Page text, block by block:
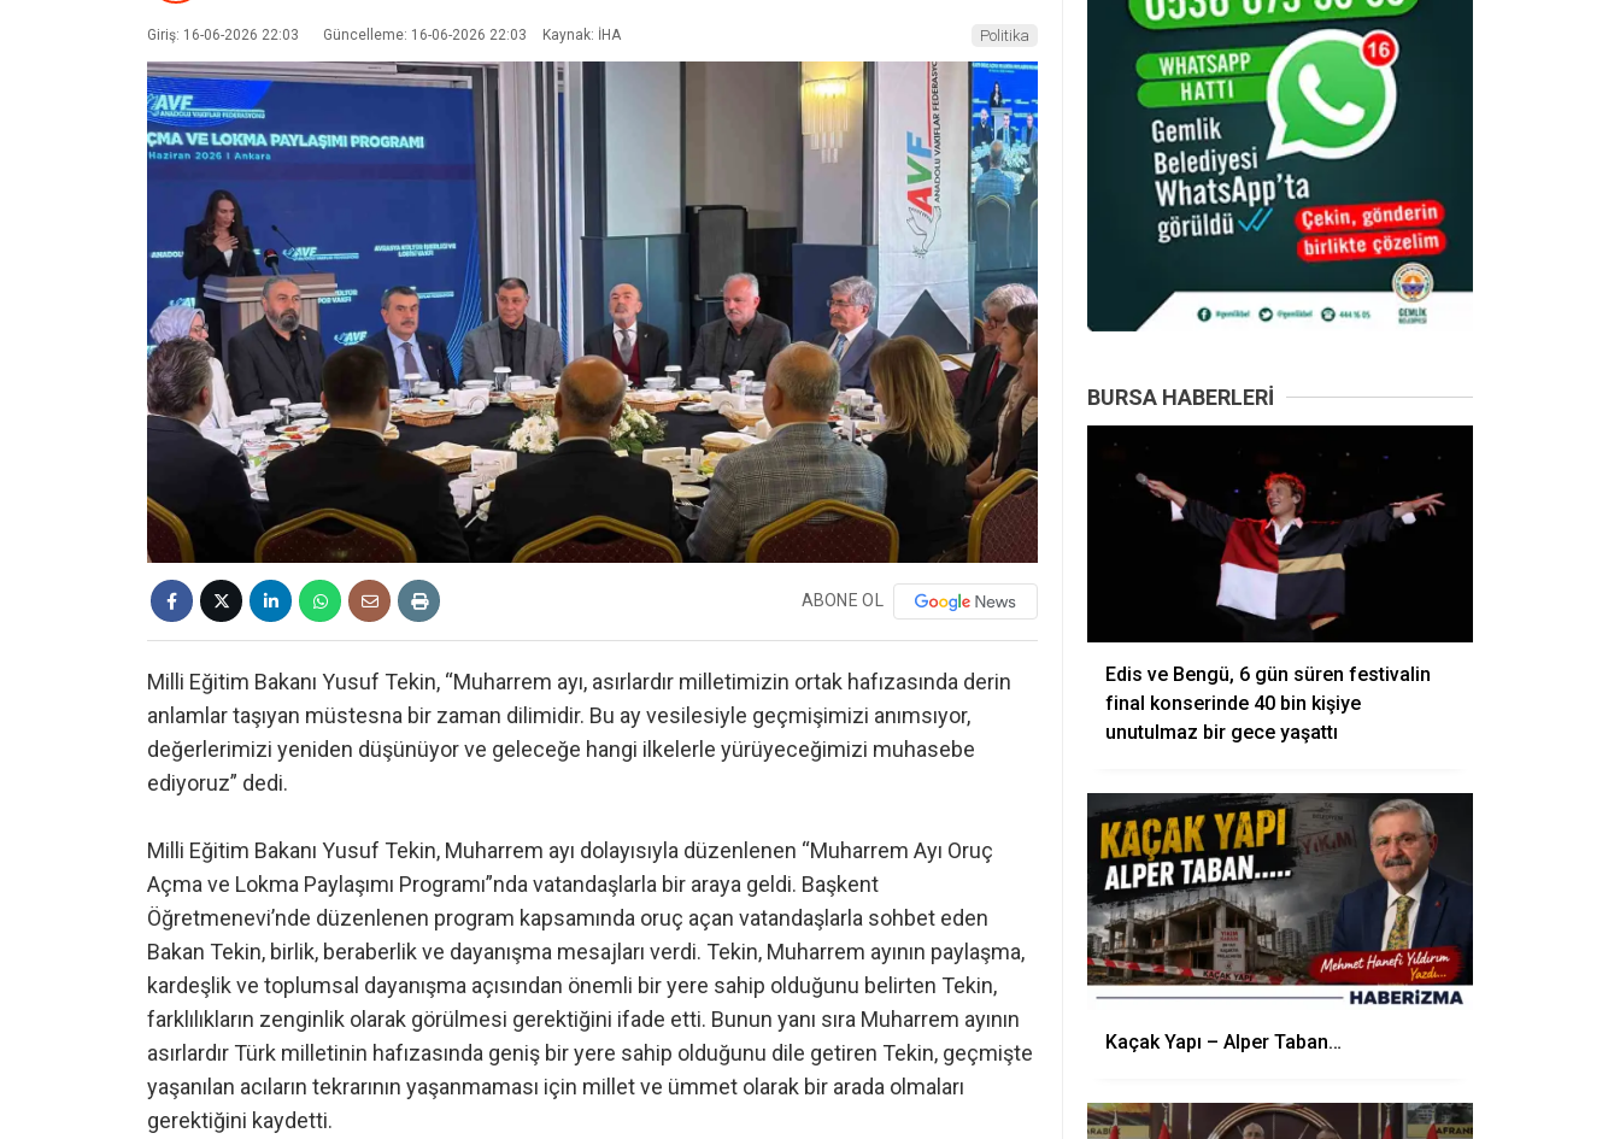
Giriş: 16-06-2026 22:03 Güncelleme: 16-06-2026 22:03 Kaynak: İHA Politika
ABONE OL
Milli Eğitim Bakanı Yusuf Tekin, “Muharrem ayı, asırlardır milletimizin ortak hafızasında derin
anlamlar taşıyan müstesna bir zaman dilimidir. Bu ay vesilesiyle geçmişimizi anımsıyor,
değerlerimizi yeniden düşünüyor ve geleceğe hangi ilkelerle yürüyeceğimizi muhasebe
ediyoruz” dedi.
Milli Eğitim Bakanı Yusuf Tekin, Muharrem ayı dolayısıyla düzenlenen “Muharrem Ayı Oruç
Açma ve Lokma Paylaşımı Programı”nda vatandaşlarla bir araya geldi. Başkent
Öğretmenevi’nde düzenlenen program kapsamında oruç açan vatandaşlarla sohbet eden
Bakan Tekin, birlik, beraberlik ve dayanışma mesajları verdi. Tekin, Muharrem ayının paylaşma,
kardeşlik ve toplumsal dayanışma açısından önemli bir yere sahip olduğunu belirten Tekin,
farklılıkların zenginlik olarak görülmesi gerektiğini ifade etti. Bunun yanı sıra Muharrem ayının
asırlardır Türk milletinin hafızasında geniş bir yere sahip olduğunu dile getiren Tekin, geçmişte
yaşanılan acıların tekrarının yaşanmaması için millet ve ümmet olarak bir arada olmaları
gerektiğini kaydetti.
BURSA HABERLERI
Edis ve Bengü, 6 gün süren festivalin
final konserinde 40 bin kişiye
unutulmaz bir gece yaşattı
Kaçak Yapı – Alper Taban…